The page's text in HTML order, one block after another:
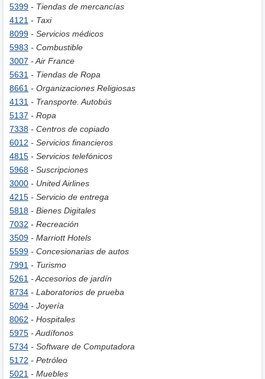
5399 - Tiendas de mercancías
4121 - Taxi
8099 - Servicios médicos
5983 - Combustible
3007 - Air France
5631 - Tiendas de Ropa
8661 - Organizaciones Religiosas
4131 - Transporte. Autobús
5137 - Ropa
7338 - Centros de copiado
6012 - Servicios financieros
4815 - Servicios telefónicos
5968 - Suscripciones
3000 - United Airlines
4215 - Servicio de entrega
5818 - Bienes Digitales
7032 - Recreación
3509 - Marriott Hotels
5599 - Concesionarias de autos
7991 - Turismo
5261 - Accesorios de jardín
8734 - Laboratorios de prueba
5094 - Joyería
8062 - Hospitales
5975 - Audífonos
5734 - Software de Computadora
5172 - Petróleo
5021 - Muebles